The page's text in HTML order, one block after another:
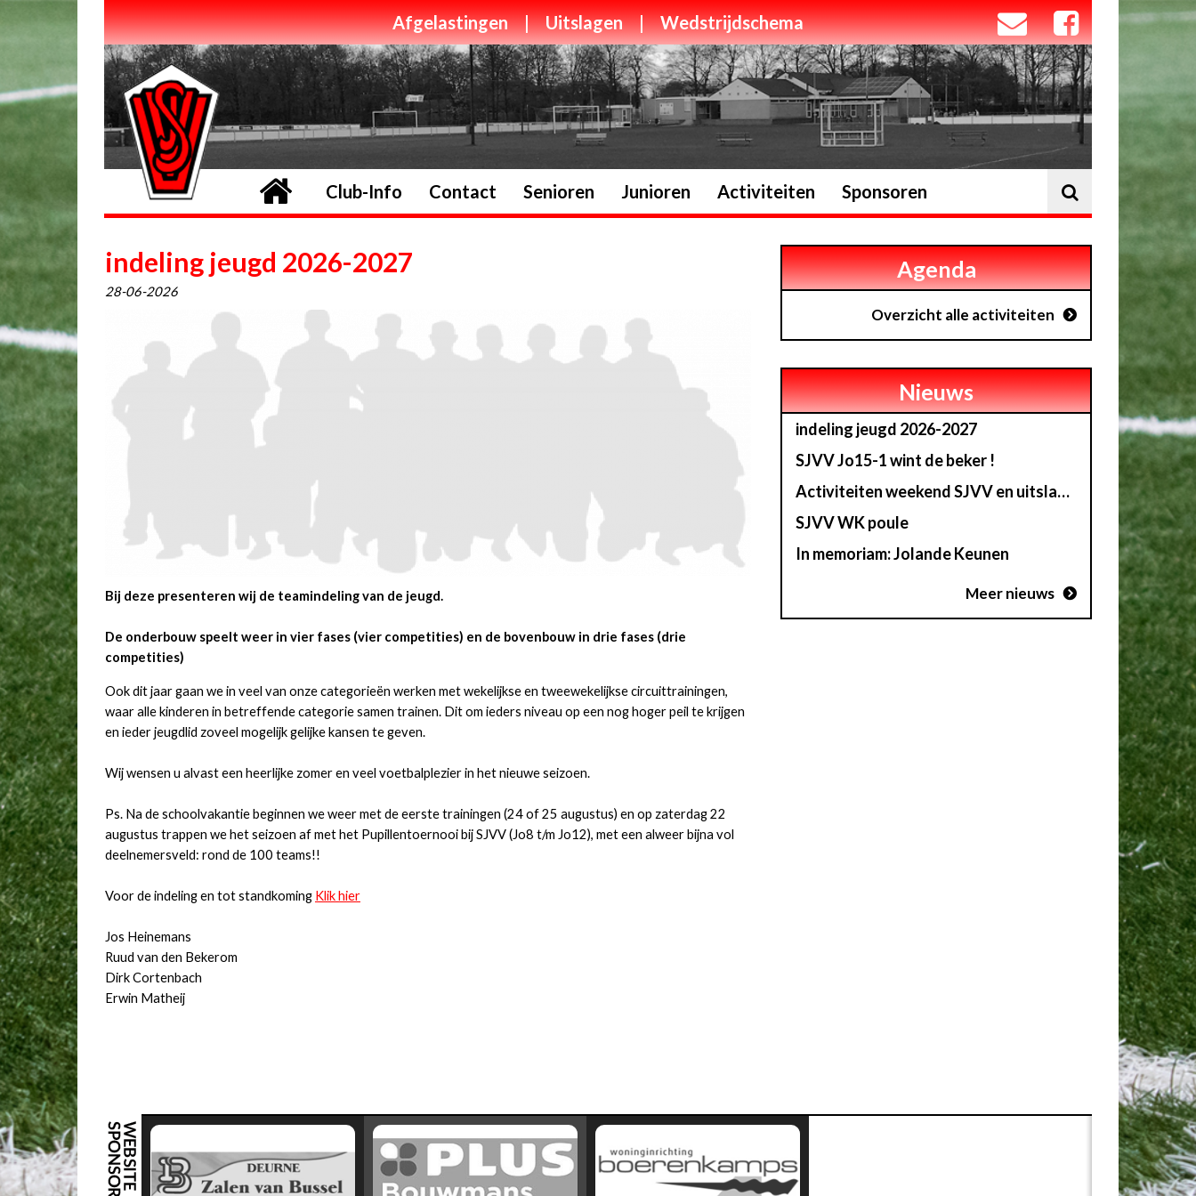
Afgelastingen | Uitslagen | Wedstrijdschema
Home Club-Info Contact Senioren Junioren Activiteiten Sponsoren
indeling jeugd 2026-2027
28-06-2026
Bij deze presenteren wij de teamindeling van de jeugd.
De onderbouw speelt weer in vier fases (vier competities) en de bovenbouw in drie fases (drie
competities)
Ook dit jaar gaan we in veel van onze categorieën werken met wekelijkse en tweewekelijkse circuittrainingen,
waar alle kinderen in betreffende categorie samen trainen. Dit om ieders niveau op een nog hoger peil te krijgen
en ieder jeugdlid zoveel mogelijk gelijke kansen te geven.
Wij wensen u alvast een heerlijke zomer en veel voetbalplezier in het nieuwe seizoen.
Ps. Na de schoolvakantie beginnen we weer met de eerste trainingen (24 of 25 augustus) en op zaterdag 22
augustus trappen we het seizoen af met het Pupillentoernooi bij SJVV (Jo8 t/m Jo12), met een alweer bijna vol
deelnemersveld: rond de 100 teams!!
Voor de indeling en tot standkoming Klik hier
Jos Heinemans
Ruud van den Bekerom
Dirk Cortenbach
Erwin Matheij
Agenda
Overzicht alle activiteiten
Nieuws
indeling jeugd 2026-2027
SJVV Jo15-1 wint de beker !
Activiteiten weekend SJVV en uitslag loterij
SJVV WK poule
In memoriam: Jolande Keunen
Meer nieuws